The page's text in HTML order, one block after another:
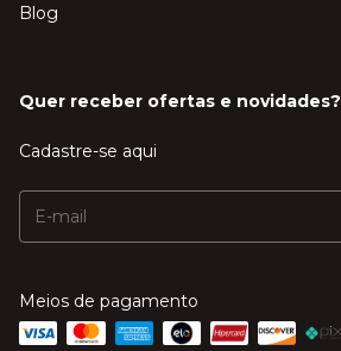
Blog
Quer receber ofertas e novidades?
Cadastre-se aqui
Meios de pagamento